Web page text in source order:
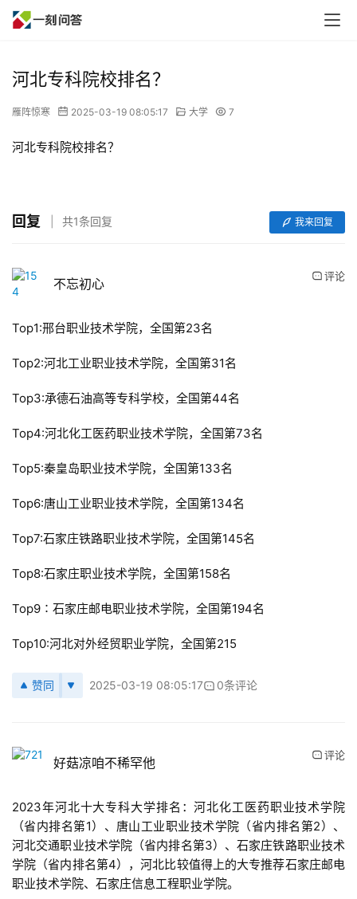
河北专科院校排名？
雁阵惊寒 2025-03-19 08:05:17 大学 7
河北专科院校排名？
回复 共1条回复 我来回复
不忘初心 评论
Top1:邢台职业技术学院，全国第23名
Top2:河北工业职业技术学院，全国第31名
Top3:承德石油高等专科学校，全国第44名
Top4:河北化工医药职业技术学院，全国第73名
Top5:秦皇岛职业技术学院，全国第133名
Top6:唐山工业职业技术学院，全国第134名
Top7:石家庄铁路职业技术学院，全国第145名
Top8:石家庄职业技术学院，全国第158名
Top9∶石家庄邮电职业技术学院，全国第194名
Top10:河北对外经贸职业学院，全国第215
赞同 2025-03-19 08:05:17 0条评论
好菇凉咱不稀罕他 评论
2023年河北十大专科大学排名：河北化工医药职业技术学院
（省内排名第1）、唐山工业职业技术学院（省内排名第2）、
河北交通职业技术学院（省内排名第3）、石家庄铁路职业技术
学院（省内排名第4），河北比较值得上的大专推荐石家庄邮电
职业技术学院、石家庄信息工程职业学院。